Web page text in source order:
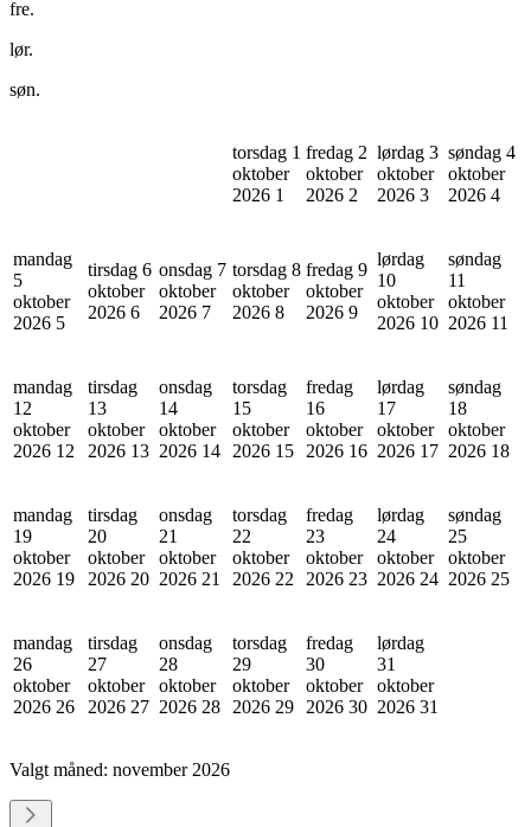
fre.
lør.
søn.
torsdag 1
oktober
2026 1
fredag 2
oktober
2026 2
lørdag 3
oktober
2026 3
søndag 4
oktober
2026 4
mandag
5
oktober
2026 5
tirsdag 6
oktober
2026 6
onsdag 7
oktober
2026 7
torsdag 8
oktober
2026 8
fredag 9
oktober
2026 9
lørdag
10
oktober
2026 10
søndag
11
oktober
2026 11
mandag
12
oktober
2026 12
tirsdag
13
oktober
2026 13
onsdag
14
oktober
2026 14
torsdag
15
oktober
2026 15
fredag
16
oktober
2026 16
lørdag
17
oktober
2026 17
søndag
18
oktober
2026 18
mandag
19
oktober
2026 19
tirsdag
20
oktober
2026 20
onsdag
21
oktober
2026 21
torsdag
22
oktober
2026 22
fredag
23
oktober
2026 23
lørdag
24
oktober
2026 24
søndag
25
oktober
2026 25
mandag
26
oktober
2026 26
tirsdag
27
oktober
2026 27
onsdag
28
oktober
2026 28
torsdag
29
oktober
2026 29
fredag
30
oktober
2026 30
lørdag
31
oktober
2026 31
Valgt måned: november 2026